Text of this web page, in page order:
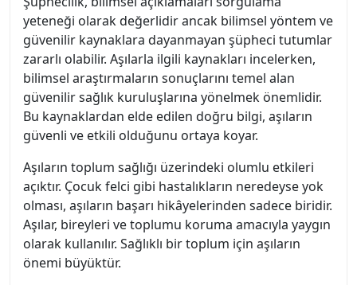
yeteneği olarak değerlidir ancak bilimsel yöntem ve
güvenilir kaynaklara dayanmayan şüpheci tutumlar
zararlı olabilir. Aşılarla ilgili kaynakları incelerken,
bilimsel araştırmaların sonuçlarını temel alan
güvenilir sağlık kuruluşlarına yönelmek önemlidir.
Bu kaynaklardan elde edilen doğru bilgi, aşıların
güvenli ve etkili olduğunu ortaya koyar.
Aşıların toplum sağlığı üzerindeki olumlu etkileri
açıktır. Çocuk felci gibi hastalıkların neredeyse yok
olması, aşıların başarı hikâyelerinden sadece biridir.
Aşılar, bireyleri ve toplumu koruma amacıyla yaygın
olarak kullanılır. Sağlıklı bir toplum için aşıların
önemi büyüktür.